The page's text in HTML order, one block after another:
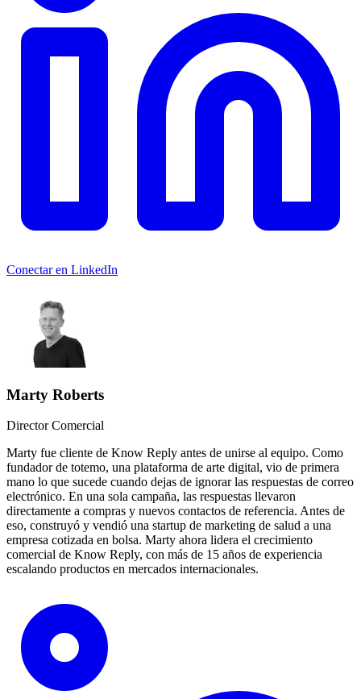
Conectar en LinkedIn
Marty Roberts
Director Comercial
Marty fue cliente de Know Reply antes de unirse al equipo. Como
fundador de totemo, una plataforma de arte digital, vio de primera
mano lo que sucede cuando dejas de ignorar las respuestas de correo
electrónico. En una sola campaña, las respuestas llevaron
directamente a compras y nuevos contactos de referencia. Antes de
eso, construyó y vendió una startup de marketing de salud a una
empresa cotizada en bolsa. Marty ahora lidera el crecimiento
comercial de Know Reply, con más de 15 años de experiencia
escalando productos en mercados internacionales.